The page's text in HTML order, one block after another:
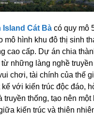
Island Cát Bà có quy mô
mô hình khu đô thị sinh
cao cấp. Dự án chia
những làng nghề
chơi, tài chính của thế
với kiến trúc độc đáo,
truyền thống, tạo nên
kiến trúc và thiên